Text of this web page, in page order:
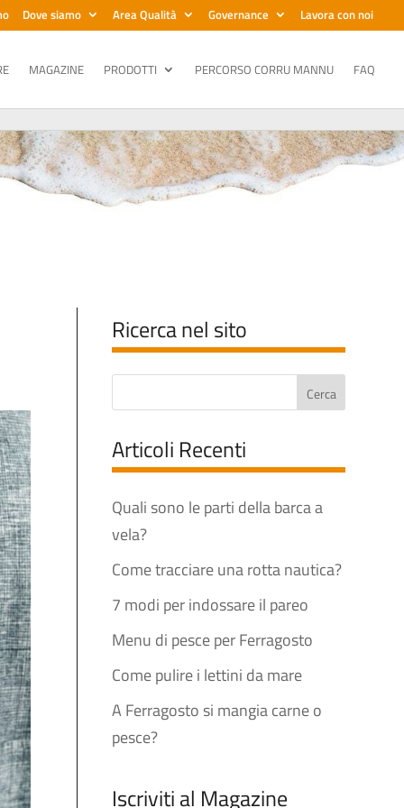
Dove siamo Area Qualità Governance Lavora con noi
MAGAZINE PRODOTTI PERCORSO CORRU MANNU FAQ
Ricerca nel sito
Articoli Recenti
Quali sono le parti della barca a
vela?
Come tracciare una rotta nautica?
7 modi per indossare il pareo
Menu di pesce per Ferragosto
Come pulire i lettini da mare
A Ferragosto si mangia carne o
pesce?
Iscriviti al Magazine